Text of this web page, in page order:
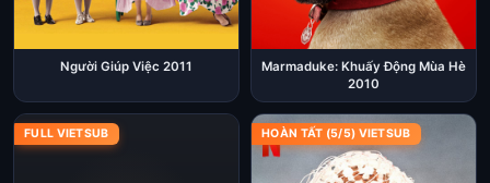
Người Giúp Việc 2011
Marmaduke: Khuấy Động Mùa Hè
2010
FULL VIETSUB HOÀN TẤT (5/5) VIETSUB